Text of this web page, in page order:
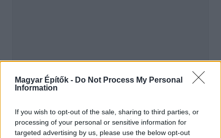
Magyar Építők - Do Not Process My Personal
Information
If you wish to opt-out of the sale, sharing to third parties, or
processing of your personal or sensitive information for
targeted advertising by us, please use the below opt-out